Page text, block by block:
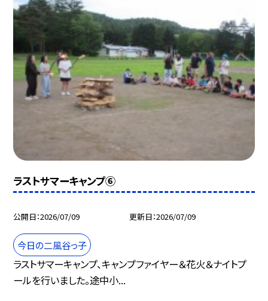
ラストサマーキャンプ⑥
公開日 2026/07/09 更新日 2026/07/09
今日の二風谷っ子
ラストサマーキャンプ、キャンプファイヤー＆花火＆ナイトプ
ールを行いました。途中小...